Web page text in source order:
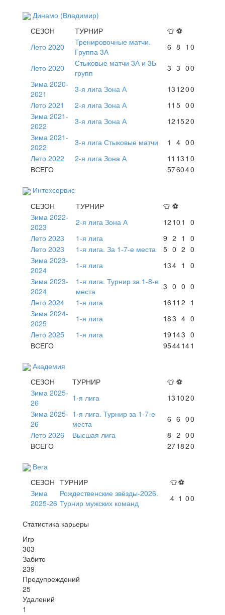
Динамо (Владимир)
СЕЗОН
ТУРНИР 👕 ⚽
Лето 2020
Тренировочные матчи.
Группа 3А
6 8 1 0
Лето 2020
Стыковые матчи 3А и 3Б
групп
3 3 00
Зима 2020-
2021
3-я лига Зона А 13 1200
Лето 2021
2-я лига Зона А 11 5 00
Зима 2021-
2022
3-я лига Зона А 12 1520
Зима 2021-
2022
3-я лига Стыковые матчи 1 4 00
Лето 2022
2-я лига Зона А 11 13 1 0
ВСЕГО
576040
Интехсервис
СЕЗОН
ТУРНИР 👕 ⚽
Зима 2022-
2023
2-я лига Зона А 12 10 1
0
Лето 2023
1-я лига 9 2 1
0
Лето 2023
1-я лига. За 1-7-е места 5 0 2 0
Зима 2023-
2024
1-я лига 134 1
0
Зима 2023-
2024
1-я лига. Турнир за 1-8-е
места
3 0 0 0
Лето 2024
1-я лига 16 11 2 1
Зима 2024-
2025
1-я лига 183 4 0
Лето 2025
1-я лига 19 143 0
ВСЕГО
9544141
Академия
СЕЗОН
ТУРНИР 👕 ⚽
Зима 2025-
26
1-я лига 13 1020
Зима 2025-
26
1-я лига. Турнир за 1-7-е
места
6 6 00
Лето 2026
Высшая лига 8 2 00
ВСЕГО
271820
Вега
СЕЗОН ТУРНИР 👕⚽
Зима
2025-26
Рождественские звёзды-2026.
Турнир мужских команд
4 1 00
Статистика карьеры
Игр
303
Забито
239
Предупреждений
25
Удалений
1